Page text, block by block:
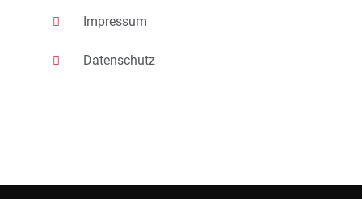
Impressum
Datenschutz